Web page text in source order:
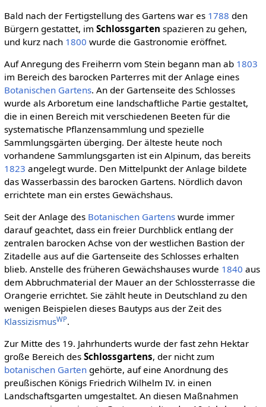
Bald nach der Fertigstellung des Gartens war es 1788 den
Bürgern gestattet, im Schlossgarten spazieren zu gehen,
und kurz nach 1800 wurde die Gastronomie eröffnet.
Auf Anregung des Freiherrn vom Stein begann man ab 1803
im Bereich des barocken Parterres mit der Anlage eines
Botanischen Gartens. An der Gartenseite des Schlosses
wurde als Arboretum eine landschaftliche Partie gestaltet,
die in einen Bereich mit verschiedenen Beeten für die
systematische Pflanzensammlung und spezielle
Sammlungsgärten überging. Der älteste heute noch
vorhandene Sammlungsgarten ist ein Alpinum, das bereits
1823 angelegt wurde. Den Mittelpunkt der Anlage bildete
das Wasserbassin des barocken Gartens. Nördlich davon
errichtete man ein erstes Gewächshaus.
Seit der Anlage des Botanischen Gartenswurde immer
darauf geachtet, dass ein freier Durchblick entlang der
zentralen barocken Achse von der westlichen Bastion der
Zitadelle aus auf die Gartenseite des Schlosses erhalten
blieb. Anstelle des früheren Gewächshauses wurde 1840 aus
dem Abbruchmaterial der Mauer an der Schlossterrasse die
Orangerie errichtet. Sie zählt heute in Deutschland zu den
wenigen Beispielen dieses Bautyps aus der Zeit des
KlassizismusWP.
Zur Mitte des 19. Jahrhunderts wurde der fast zehn Hektar
große Bereich des Schlossgartens, der nicht zum
botanischen Gartengehörte, auf eine Anordnung des
preußischen Königs Friedrich Wilhelm IV. in einen
Landschaftsgarten umgestaltet. An diesen Maßnahmen